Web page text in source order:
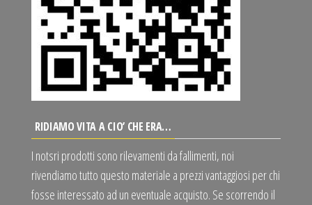
RIDIAMO VITA A CIO’ CHE ERA…
I notsri prodotti sono rilevamenti da fallimenti, noi
rivendiamo tutto questo materiale a prezzi vantaggiosi per chi
fosse interessato ad un eventuale acquisto. Se scorrendo il